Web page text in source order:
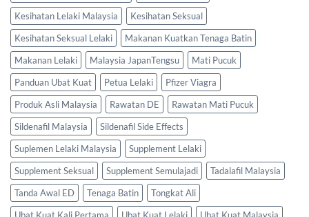
Kesihatan Lelaki Malaysia
Kesihatan Seksual
Kesihatan Seksual Lelaki
Makanan Kuatkan Tenaga Batin
Makanan Lelaki
Malaysia JapanTengsu
Mati Pucuk
Panduan Ubat Kuat
Petua Lelaki
Pfizer Viagra
Produk Asli Malaysia
Rawatan DE
Rawatan Mati Pucuk
Sildenafil Malaysia
Sildenafil Side Effects
Suplemen Lelaki Malaysia
Supplement Lelaki
Supplement Seksual
Supplement Semulajadi
Tadalafil Malaysia
Tanda Awal ED
Tenaga Batin
Tongkat Ali